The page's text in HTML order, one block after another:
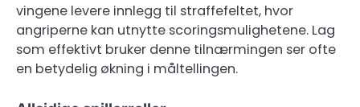
vingene levere innlegg til straffefeltet, hvor
angriperne kan utnytte scoringsmulighetene. Lag
som effektivt bruker denne tilnærmingen ser ofte
en betydelig økning i måltellingen.